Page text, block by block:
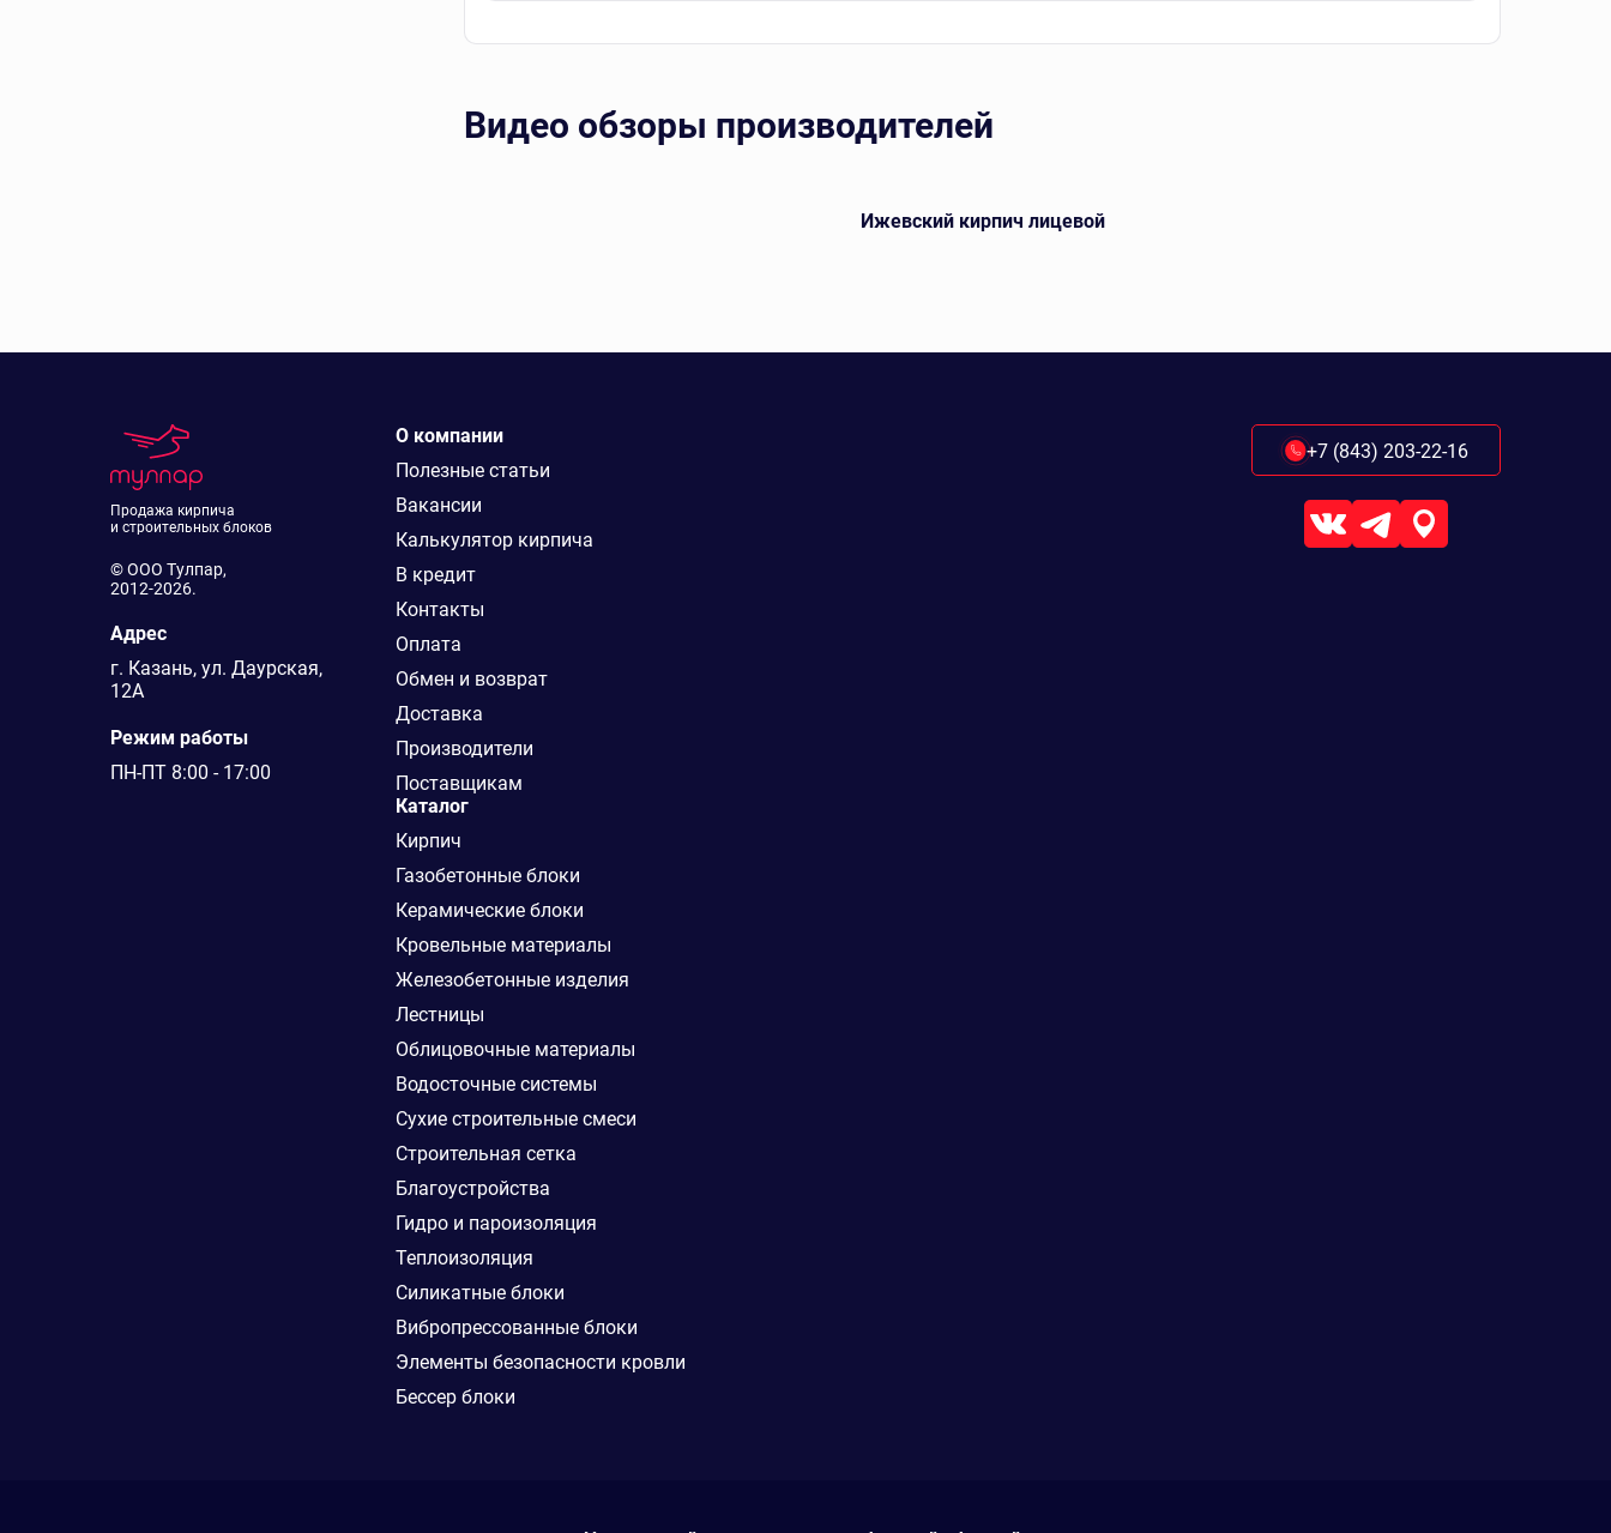
Видео обзоры производителей
Ижевский кирпич лицевой
Продажа кирпича
и строительных блоков
© ООО Тулпар,
2012-2026.
Адрес
г. Казань, ул. Даурская,
12А
Режим работы
ПН-ПТ 8:00 - 17:00
О компании
Полезные статьи
Вакансии
Калькулятор кирпича
В кредит
Контакты
Оплата
Обмен и возврат
Доставка
Производители
Поставщикам
Каталог
Кирпич
Газобетонные блоки
Керамические блоки
Кровельные материалы
Железобетонные изделия
Лестницы
Облицовочные материалы
Водосточные системы
Сухие строительные смеси
Строительная сетка
Благоустройства
Гидро и пароизоляция
Теплоизоляция
Силикатные блоки
Вибропрессованные блоки
Элементы безопасности кровли
Бессер блоки
+7 (843) 203-22-16